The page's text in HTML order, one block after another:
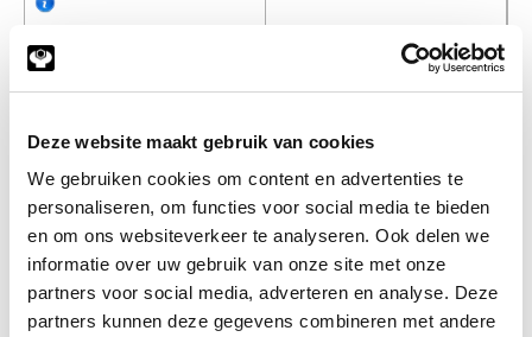
Deze website maakt gebruik van cookies
We gebruiken cookies om content en advertenties te
personaliseren, om functies voor social media te bieden
en om ons websiteverkeer te analyseren. Ook delen we
informatie over uw gebruik van onze site met onze
partners voor social media, adverteren en analyse. Deze
partners kunnen deze gegevens combineren met andere
1215-24 Taper-Bush MM 1215-24
Info Stuks